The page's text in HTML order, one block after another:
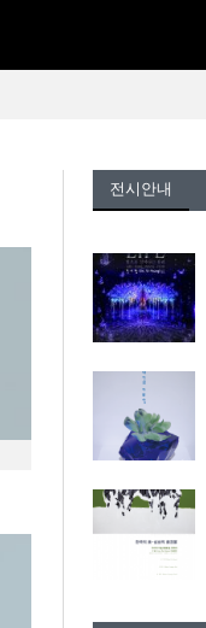
전시안내